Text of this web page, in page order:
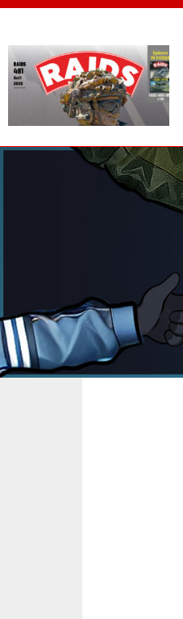
Panneau de gestion des